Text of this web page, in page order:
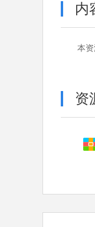
内
本
资